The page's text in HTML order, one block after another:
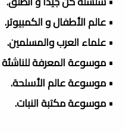
• عالم الأطفال و الكمبيوتر.
• علماء العرب والمسلمين.
• موسوعة المعرفة
• موسوعة عالم الأسلحة.
• موسوعة مكتبة النبات.